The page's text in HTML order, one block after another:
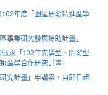
年度「園區研發精進產學
事業研究發展補助計畫」
求「102年先導型、開發型
)產學合作研究計畫」
究計畫」申請案，自即日起